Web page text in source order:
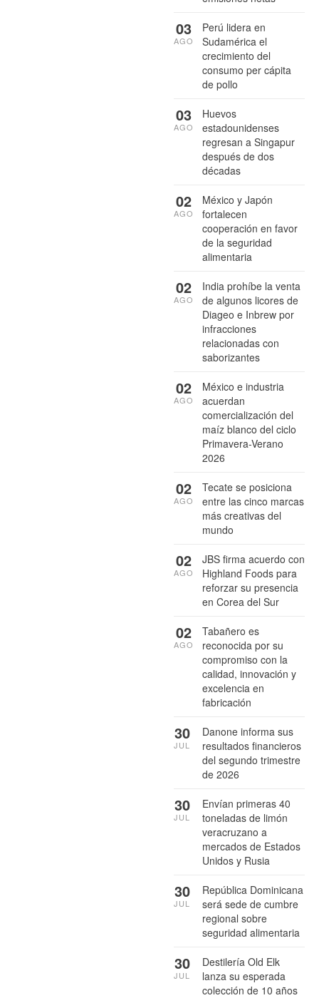
Perú lidera en
Sudamérica el
crecimiento del
consumo per cápita
de pollo
03
AGO
Huevos
estadounidenses
regresan a Singapur
después de dos
décadas
03
AGO
México y Japón
fortalecen
cooperación en favor
de la seguridad
alimentaria
02
AGO
India prohíbe la venta
de algunos licores de
Diageo e Inbrew por
infracciones
relacionadas con
saborizantes
02
AGO
México e industria
acuerdan
comercialización del
maíz blanco del ciclo
Primavera-Verano
2026
02
AGO
Tecate se posiciona
entre las cinco marcas
más creativas del
mundo
02
AGO
JBS firma acuerdo con
Highland Foods para
reforzar su presencia
en Corea del Sur
02
AGO
Tabañero es
reconocida por su
compromiso con la
calidad, innovación y
excelencia en
fabricación
02
AGO
Danone informa sus
resultados financieros
del segundo trimestre
de 2026
30
JUL
Envían primeras 40
toneladas de limón
veracruzano a
mercados de Estados
Unidos y Rusia
30
JUL
República Dominicana
será sede de cumbre
regional sobre
seguridad alimentaria
30
JUL
Destilería Old Elk
lanza su esperada
colección de 10 años
30
JUL